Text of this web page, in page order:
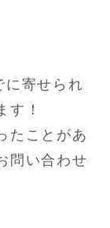
に寄せられ
す！
たことがあ
問い合わせ